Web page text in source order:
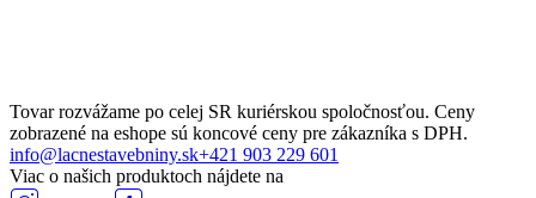
Tovar rozvážame po celej SR kuriérskou spoločnosťou. Ceny
zobrazené na eshope sú koncové ceny pre zákazníka s DPH.
info@lacnestavebniny.sk+421 903 229 601
Viac o našich produktoch nájdete na